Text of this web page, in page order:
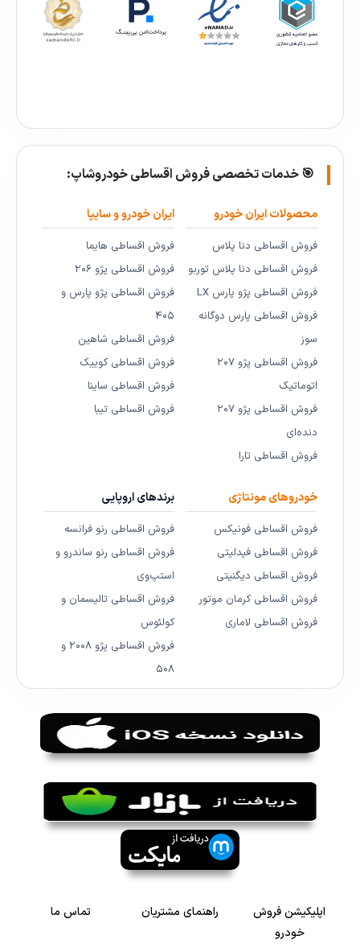
🎯 خدمات تخصصی فروش اقساطی خودروشاپ:
محصولات ایران خودرو
فروش اقساطی دنا پلاس
فروش اقساطی دنا پلاس توربو
فروش اقساطی پژو پارس LX
فروش اقساطی پارس دوگانه
سوز
فروش اقساطی پژو ۲۰۷
اتوماتیک
فروش اقساطی پژو ۲۰۷
دنده‌ای
فروش اقساطی تارا
ایران خودرو و سایپا
فروش اقساطی هایما
فروش اقساطی پژو ۲۰۶
فروش اقساطی پژو پارس و
۴۰۵
فروش اقساطی شاهین
فروش اقساطی کوییک
فروش اقساطی ساینا
فروش اقساطی تیبا
خودروهای مونتاژی
فروش اقساطی فونیکس
فروش اقساطی فیدلیتی
فروش اقساطی دیگنیتی
فروش اقساطی کرمان موتور
فروش اقساطی لاماری
برندهای اروپایی
فروش اقساطی رنو فرانسه
فروش اقساطی رنو ساندرو و
استپ‌وی
فروش اقساطی تالیسمان و
کولئوس
فروش اقساطی پژو ۲۰۰۸ و
۵۰۸
اپلیکیشن فروش
خودرو
راهنمای مشتریان تماس ما